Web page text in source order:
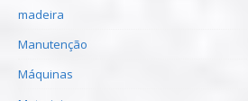
madeira
Manutenção
Máquinas